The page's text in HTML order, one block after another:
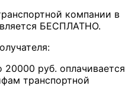
компании в
БЕСПЛАТНО.
руб. оплачивается
транспортной